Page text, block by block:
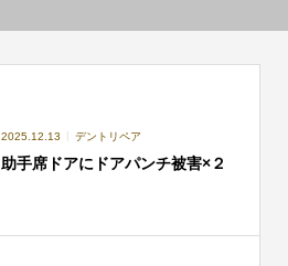
2025.12.13 デントリペア
助手席ドアにドアパンチ被害×２